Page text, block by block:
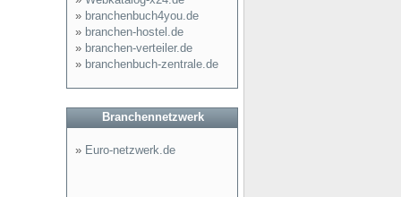
» branchenbuch4you.de
» branchen-hostel.de
» branchen-verteiler.de
» branchenbuch-zentrale.de
Branchennetzwerk
» Euro-netzwerk.de